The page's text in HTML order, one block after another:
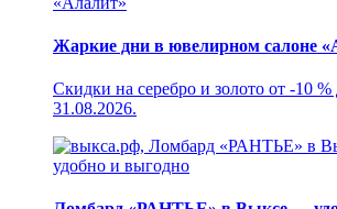
Жаркие дни в ювелирном салоне
Скидки на серебро и золото от -10 %
31.08.2026.